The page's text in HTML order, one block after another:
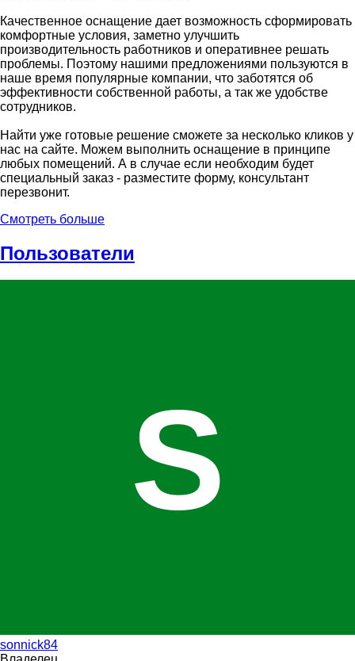
Качественное оснащение дает возможность сформировать
комфортные условия, заметно улучшить
производительность работников и оперативнее решать
проблемы. Поэтому нашими предложениями пользуются в
наше время популярные компании, что заботятся об
эффективности собственной работы, а так же удобстве
сотрудников.
Найти уже готовые решение сможете за несколько кликов у
нас на сайте. Можем выполнить оснащение в принципе
любых помещений. А в случае если необходим будет
специальный заказ - разместите форму, консультант
перезвонит.
Смотреть больше
Пользователи
S
sonnick84